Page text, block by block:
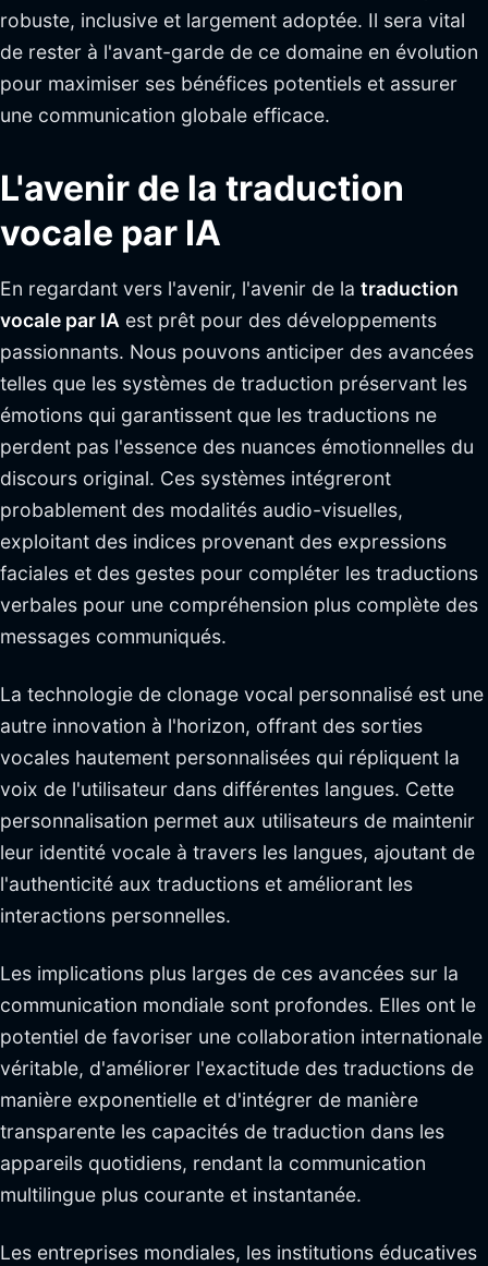
robuste, inclusive et largement adoptée. Il sera vital
de rester à l'avant-garde de ce domaine en évolution
pour maximiser ses bénéfices potentiels et assurer
une communication globale efficace.
L'avenir de la traduction
vocale par IA
En regardant vers l'avenir, l'avenir de la traduction
vocale par IA est prêt pour des développements
passionnants. Nous pouvons anticiper des avancées
telles que les systèmes de traduction préservant les
émotions qui garantissent que les traductions ne
perdent pas l'essence des nuances émotionnelles du
discours original. Ces systèmes intégreront
probablement des modalités audio-visuelles,
exploitant des indices provenant des expressions
faciales et des gestes pour compléter les traductions
verbales pour une compréhension plus complète des
messages communiqués.
La technologie de clonage vocal personnalisé est une
autre innovation à l'horizon, offrant des sorties
vocales hautement personnalisées qui répliquent la
voix de l'utilisateur dans différentes langues. Cette
personnalisation permet aux utilisateurs de maintenir
leur identité vocale à travers les langues, ajoutant de
l'authenticité aux traductions et améliorant les
interactions personnelles.
Les implications plus larges de ces avancées sur la
communication mondiale sont profondes. Elles ont le
potentiel de favoriser une collaboration internationale
véritable, d'améliorer l'exactitude des traductions de
manière exponentielle et d'intégrer de manière
transparente les capacités de traduction dans les
appareils quotidiens, rendant la communication
multilingue plus courante et instantanée.
Les entreprises mondiales, les institutions éducatives